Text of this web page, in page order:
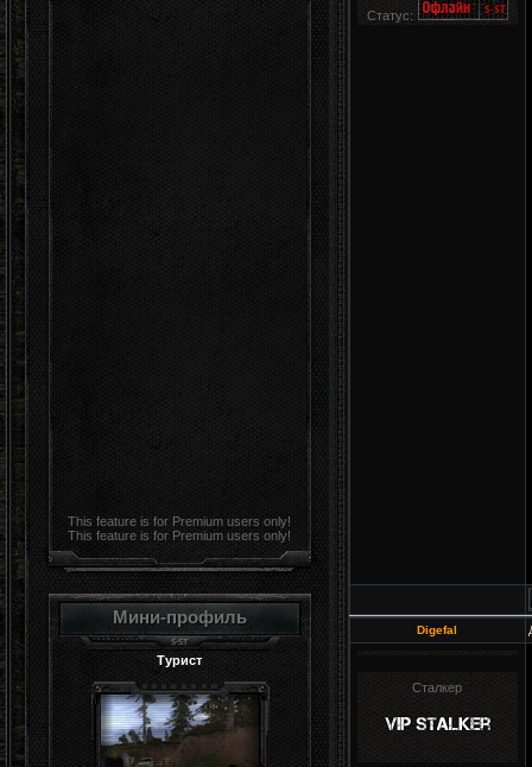
This feature is for Premium users only!
This feature is for Premium users only!
Мини-профиль
Турист
Статус:
Digefal
Сталкер